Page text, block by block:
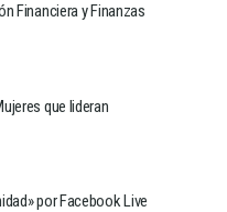
Financiera y Finanzas
que lideran
por Facebook Live